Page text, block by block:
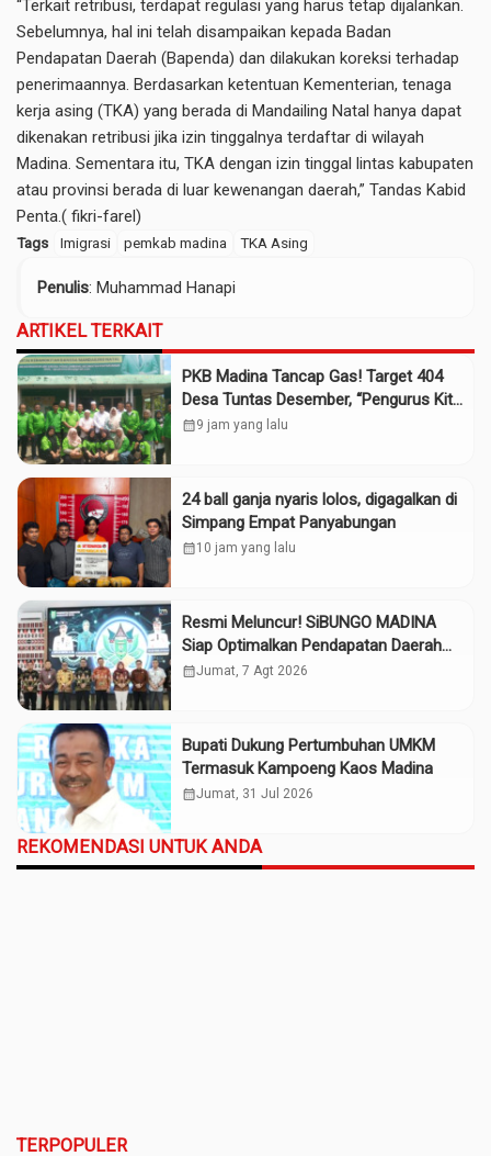
“Terkait retribusi, terdapat regulasi yang harus tetap dijalankan.
Sebelumnya, hal ini telah disampaikan kepada Badan
Pendapatan Daerah (Bapenda) dan dilakukan koreksi terhadap
penerimaannya. Berdasarkan ketentuan Kementerian, tenaga
kerja asing (TKA) yang berada di Mandailing Natal hanya dapat
dikenakan retribusi jika izin tinggalnya terdaftar di wilayah
Madina. Sementara itu, TKA dengan izin tinggal lintas kabupaten
atau provinsi berada di luar kewenangan daerah,” Tandas Kabid
Penta.( fikri-farel)
Tags Imigrasi pemkab madina TKA Asing
Penulis: Muhammad Hanapi
ARTIKEL TERKAIT
PKB Madina Tancap Gas! Target 404
Desa Tuntas Desember, “Pengurus Kita
Adalah Tokoh”
calendar_month9 jam yang lalu
24 ball ganja nyaris lolos, digagalkan di
Simpang Empat Panyabungan
calendar_month10 jam yang lalu
Resmi Meluncur! SiBUNGO MADINA
Siap Optimalkan Pendapatan Daerah
Madina
calendar_monthJumat, 7 Agt 2026
Bupati Dukung Pertumbuhan UMKM
Termasuk Kampoeng Kaos Madina
calendar_monthJumat, 31 Jul 2026
REKOMENDASI UNTUK ANDA
TERPOPULER